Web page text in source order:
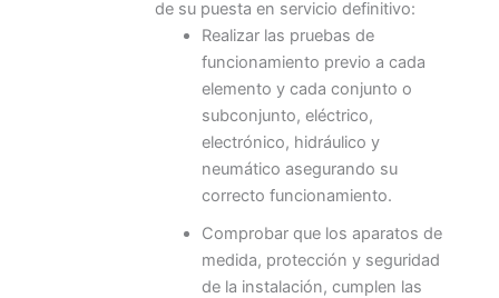
de su puesta en servicio definitivo:
Realizar las pruebas de
funcionamiento previo a cada
elemento y cada conjunto o
subconjunto, eléctrico,
electrónico, hidráulico y
neumático asegurando su
correcto funcionamiento.
Comprobar que los aparatos de
medida, protección y seguridad
de la instalación, cumplen las